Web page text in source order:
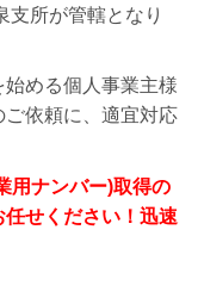
支所が管轄となり
める個人事業主様
依頼に、適宜対応
用ナンバー)取得の
せください！迅速